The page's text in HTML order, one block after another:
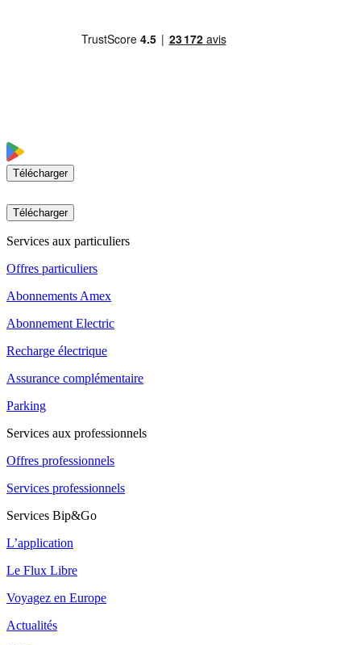
Télécharger
Télécharger
Services aux particuliers
Offres particuliers
Abonnements Amex
Abonnement Electric
Recharge électrique
Assurance complémentaire
Parking
Services aux professionnels
Offres professionnels
Services professionnels
Services Bip&Go
L’application
Le Flux Libre
Voyagez en Europe
Actualités